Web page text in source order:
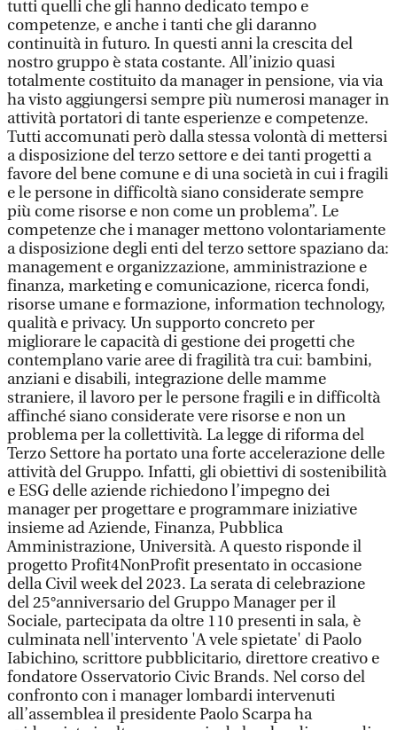
tutti quelli che gli hanno dedicato tempo e
competenze, e anche i tanti che gli daranno
continuità in futuro. In questi anni la crescita del
nostro gruppo è stata costante. All’inizio quasi
totalmente costituito da manager in pensione, via via
ha visto aggiungersi sempre più numerosi manager in
attività portatori di tante esperienze e competenze.
Tutti accomunati però dalla stessa volontà di mettersi
a disposizione del terzo settore e dei tanti progetti a
favore del bene comune e di una società in cui i fragili
e le persone in difficoltà siano considerate sempre
più come risorse e non come un problema”. Le
competenze che i manager mettono volontariamente
a disposizione degli enti del terzo settore spaziano da:
management e organizzazione, amministrazione e
finanza, marketing e comunicazione, ricerca fondi,
risorse umane e formazione, information technology,
qualità e privacy. Un supporto concreto per
migliorare le capacità di gestione dei progetti che
contemplano varie aree di fragilità tra cui: bambini,
anziani e disabili, integrazione delle mamme
straniere, il lavoro per le persone fragili e in difficoltà
affinché siano considerate vere risorse e non un
problema per la collettività. La legge di riforma del
Terzo Settore ha portato una forte accelerazione delle
attività del Gruppo. Infatti, gli obiettivi di sostenibilità
e ESG delle aziende richiedono l’impegno dei
manager per progettare e programmare iniziative
insieme ad Aziende, Finanza, Pubblica
Amministrazione, Università. A questo risponde il
progetto Profit4NonProfit presentato in occasione
della Civil week del 2023. La serata di celebrazione
del 25°anniversario del Gruppo Manager per il
Sociale, partecipata da oltre 110 presenti in sala, è
culminata nell'intervento 'A vele spietate' di Paolo
Iabichino, scrittore pubblicitario, direttore creativo e
fondatore Osservatorio Civic Brands. Nel corso del
confronto con i manager lombardi intervenuti
all’assemblea il presidente Paolo Scarpa ha